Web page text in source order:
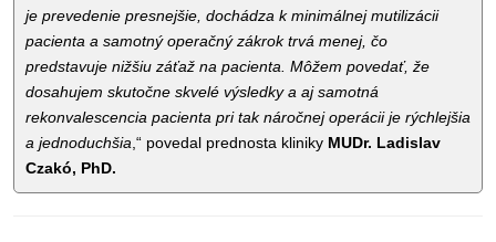
je prevedenie presnejšie, dochádza k minimálnej mutilizácii
pacienta a samotný operačný zákrok trvá menej, čo
predstavuje nižšiu záťaž na pacienta. Môžem povedať, že
dosahujem skutočne skvelé výsledky a aj samotná
rekonvalescencia pacienta pri tak náročnej operácii je rýchlejšia
a jednoduchšia ,“ povedal prednosta kliniky MUDr. Ladislav
Czakó, PhD.